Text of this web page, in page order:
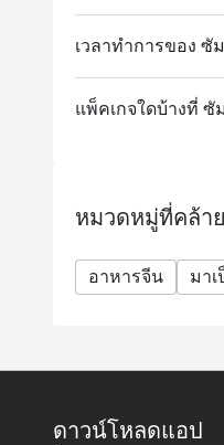
ศาลพระพรหมเ
เวลาทำการของ ซั
แพ็คเกจใดบ้างที่ ซั
หมวดหมู่ที่คล้า
อาหารจีน มา
ดาวน์โหลดแอป